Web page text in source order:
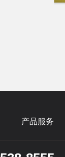
产品服务